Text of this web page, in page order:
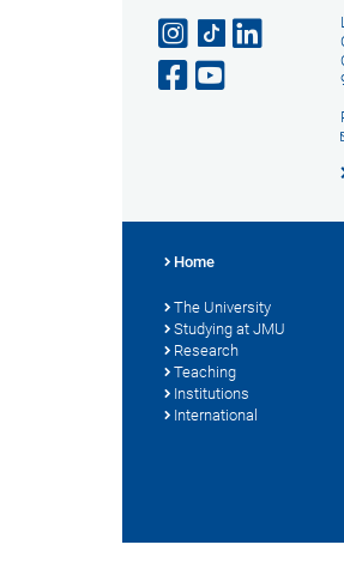
Home
The University
Studying at JMU
Research
Teaching
Institutions
International